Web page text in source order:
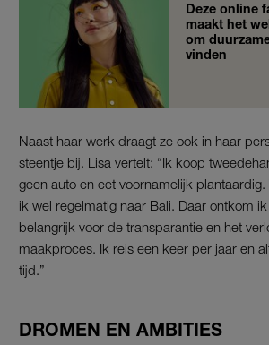
Deze online
maakt het
om
vinden
Naast haar werk draagt ze ook in haar
steentje bij. Lisa vertelt: “Ik koop
geen auto en eet voornamelijk
ik wel regelmatig naar Bali. Daar ontkom
belangrijk voor de transparantie en het
maakproces. Ik reis een keer per jaar en
tijd.”
DROMEN EN AMBITIES